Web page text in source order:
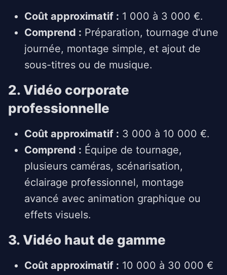
Coût approximatif : 1 000 à 3 000 €.
Comprend : Préparation, tournage d'une
journée, montage simple, et ajout de
sous-titres ou de musique.
2. Vidéo corporate
professionnelle
Coût approximatif : 3 000 à 10 000 €.
Comprend : Équipe de tournage,
plusieurs caméras, scénarisation,
éclairage professionnel, montage
avancé avec animation graphique ou
effets visuels.
3. Vidéo haut de gamme
Coût approximatif : 10 000 à 30 000 €